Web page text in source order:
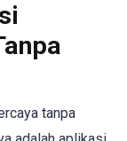
tanpa